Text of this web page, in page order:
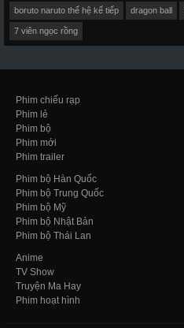
boruto naruto thế hệ kế tiếp dragon ball
7 viên ngọc rồng
Phim chiếu rạp
Phim lẻ
Phim bộ
Phim mới
Phim trailer
Phim bộ Hàn Quốc
Phim bộ Trung Quốc
Phim bộ Mỹ
Phim bộ Nhật Bản
Phim bộ Thái Lan
Anime
TV Show
Truyện Ma Hay
Phim hoạt hình